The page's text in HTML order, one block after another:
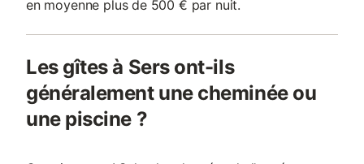
en moyenne plus de 500 € par nuit.
Les gîtes à Sers ont-ils
généralement une cheminée ou
une piscine ?